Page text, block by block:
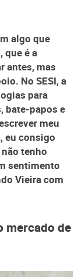
algo que
que é a
antes, mas
No SESI, a
para
bate-papos e
meu
eu consigo
tenho
sentimento
Vieira com
mercado de